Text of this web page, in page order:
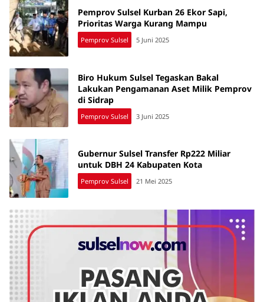
Pemprov Sulsel Kurban 26 Ekor Sapi,
Prioritas Warga Kurang Mampu
Pemprov Sulsel 5 Juni 2025
Biro Hukum Sulsel Tegaskan Bakal
Lakukan Pengamanan Aset Milik Pemprov
di Sidrap
Pemprov Sulsel 3 Juni 2025
Gubernur Sulsel Transfer Rp222 Miliar
untuk DBH 24 Kabupaten Kota
Pemprov Sulsel 21 Mei 2025